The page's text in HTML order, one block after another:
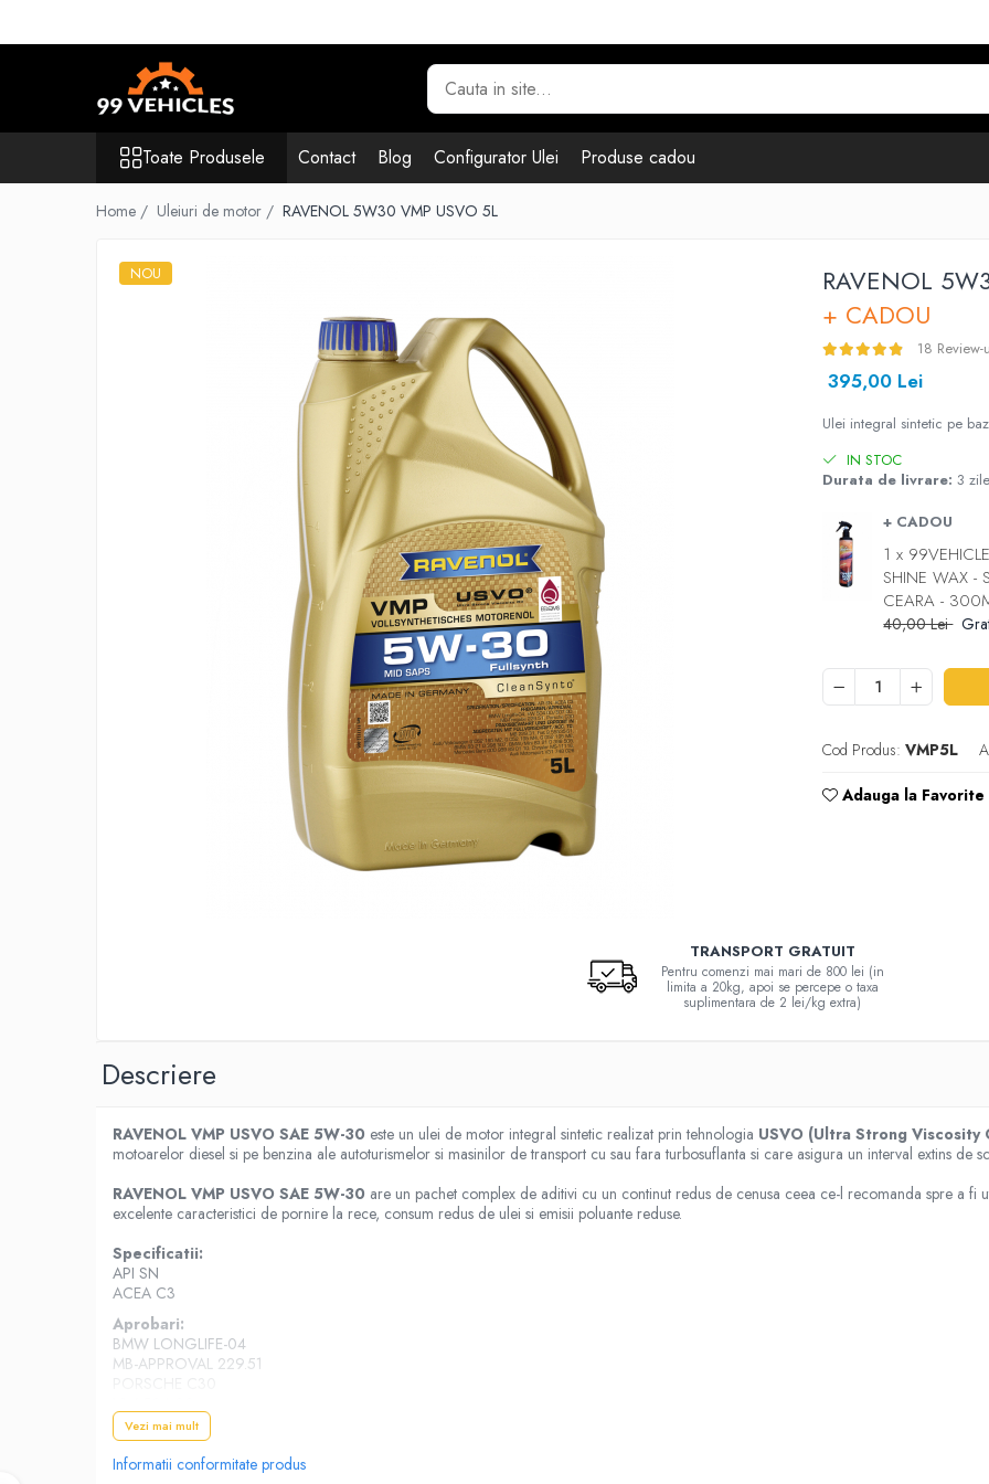
Toate Produsele
Accesorii Motociclete & Scutere
Uleiuri hidraulice
Uleiuri pentru servodirectie
Vaseline/Paste Termorezistente
Toate Produsele Contact Blog Configurator Ulei Produse cadou
Home / Uleiuri de motor / RAVENOL 5W30 VMP USVO 5L
RAVENOL
+ CADOU
18 Review-
NOU
395,00 Lei
Ulei integral sintetic pe
IN STOC
Durata de livrare: 3
+ CADOU
1 x
SHINE WAX -
CEARA -
40,00 Lei
Cod Produs: VMP5L
Adauga la Favorite
TRANSPORT GRATUIT
Pentru comenzi mai mari de 800 lei (in
limita a 20kg, apoi se percepe o taxa
suplimentara de 2 lei/kg extra)
Descriere
RAVENOL VMP USVO SAE 5W-30 este un ulei de motor integral sintetic realizat prin tehnologia USVO (Ultra Strong Viscosity
motoarelor diesel si pe benzina ale autoturismelor si masinilor de transport cu sau fara turbosuflanta si care asigura un interval extins de
RAVENOL VMP USVO SAE 5W-30 are un pachet complex de aditivi cu un continut redus de cenusa ceea ce-l recomanda spre a fi
excelente caracteristici de pornire la rece, consum redus de ulei si emisii poluante reduse.
Specificatii:
API SN
ACEA C3
Aprobari:
BMW LONGLIFE-04
MB-APPROVAL 229.51
VW 507 00
Testat si aprobat de catre:
BMW/MINI83 21 0 398 508
Vezi mai mult
Informatii conformitate produs